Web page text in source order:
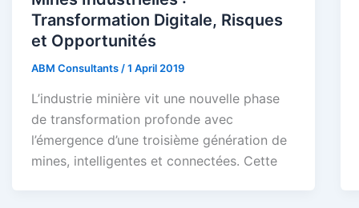
Transformation Digitale, Risques
et Opportunités
ABM Consultants/1 April 2019
L’industrie minière vit une nouvelle phase
de transformation profonde avec
l’émergence d’une troisième génération de
mines, intelligentes et connectées. Cette